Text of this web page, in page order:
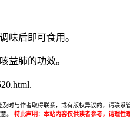
味后即可食用。
益肺的功效。
时与作者取得联系，或有版权异议的，请联
。
特此声明：本站内容仅供读者参考，请理性